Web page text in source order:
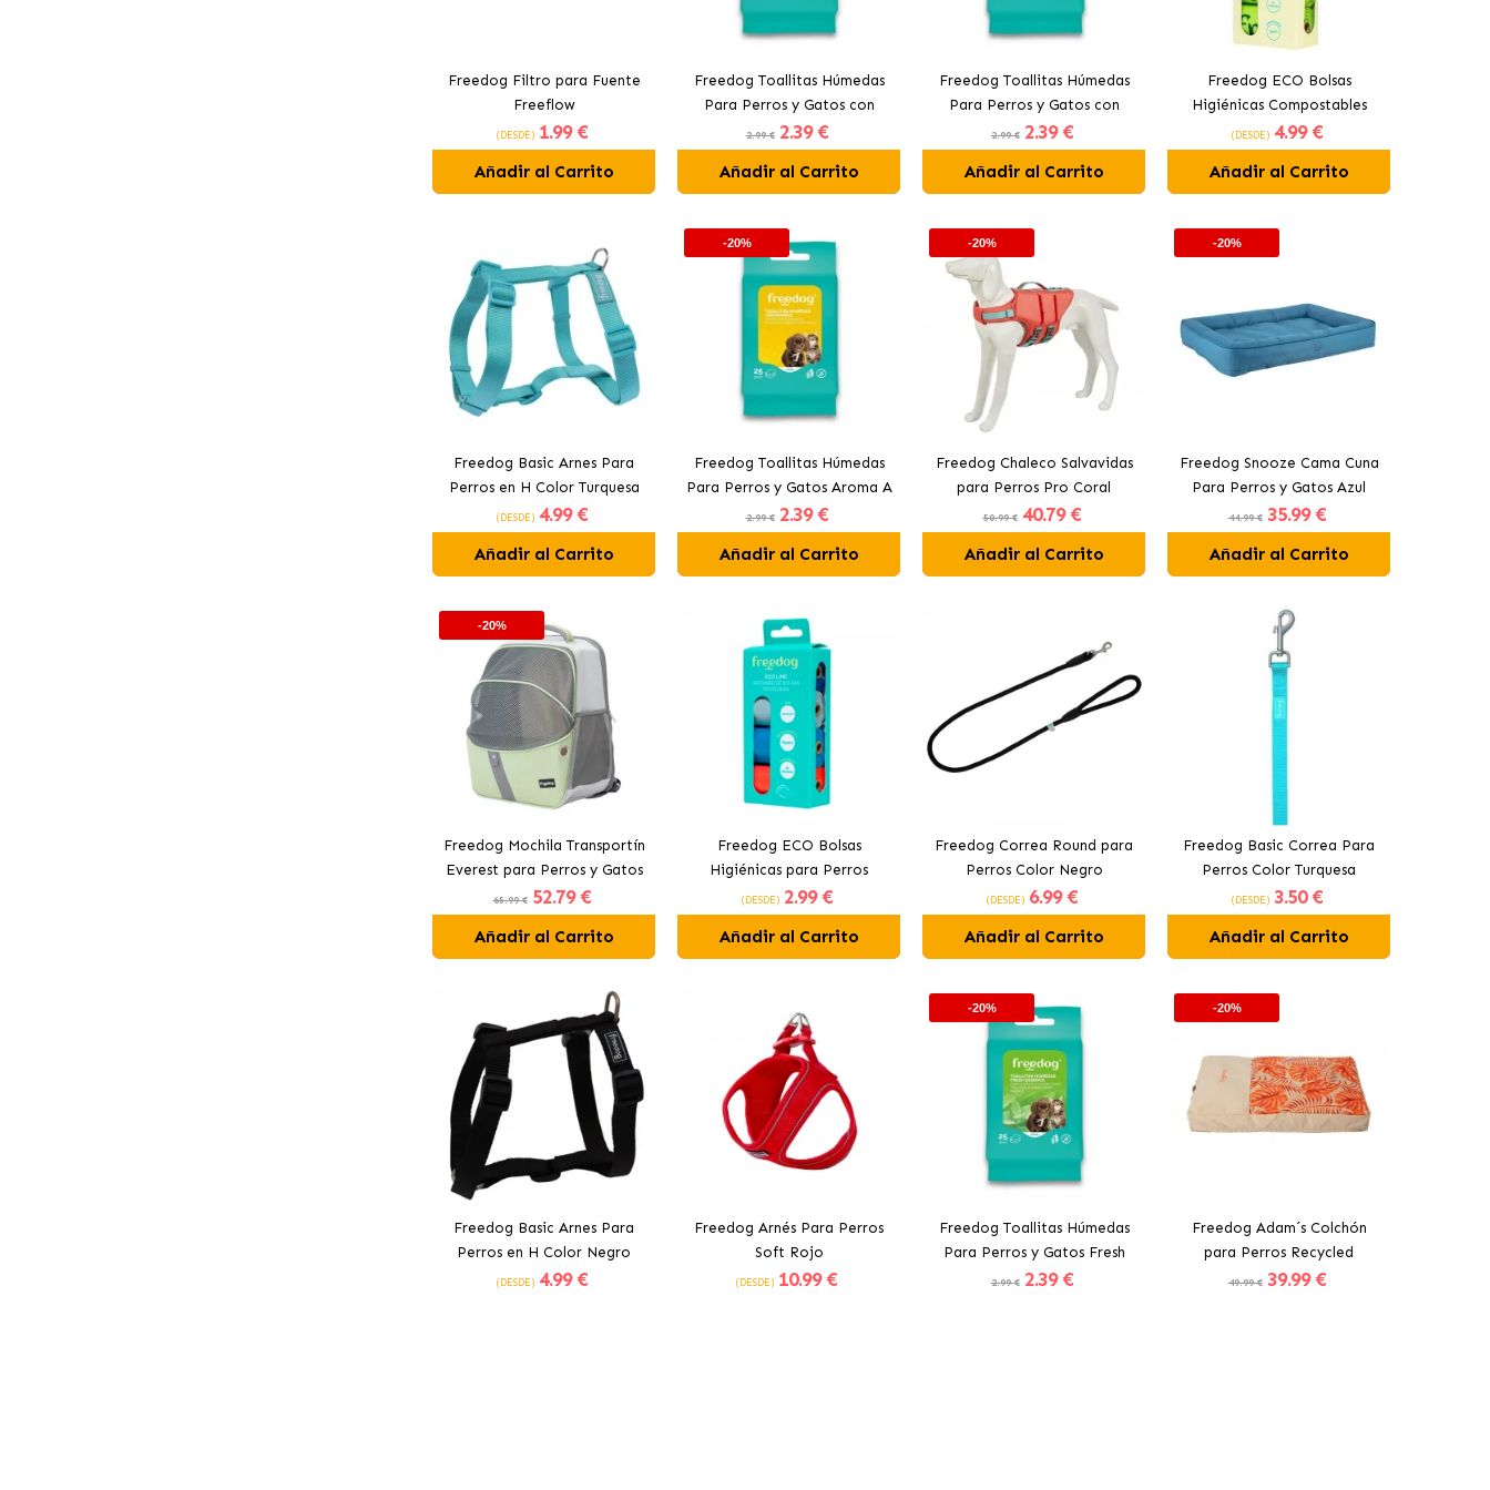
Freedog Filtro para Fuente
Freeflow
(DESDE) 1.99 €
Añadir al Carrito
Freedog Toallitas Húmedas
Para Perros y Gatos con
Citronela
2.99 € 2.39 €
Añadir al Carrito
Freedog Toallitas Húmedas
Para Perros y Gatos con
Talco
2.99 € 2.39 €
Añadir al Carrito
Freedog ECO Bolsas
Higiénicas Compostables
para Perros 60 Bolsas (Pack
4x15ud.))
(DESDE) 4.99 €
Añadir al Carrito
Freedog Basic Arnes Para
Perros en H Color Turquesa
(DESDE) 4.99 €
Añadir al Carrito
-20%
Freedog Toallitas Húmedas
Para Perros y Gatos Aroma A
Mango
2.99 € 2.39 €
Añadir al Carrito
-20%
Freedog Chaleco Salvavidas
para Perros Pro Coral
50.99 € 40.79 €
Añadir al Carrito
-20%
Freedog Snooze Cama Cuna
Para Perros y Gatos Azul
44.99 € 35.99 €
Añadir al Carrito
-20%
Freedog Mochila Transportín
Everest para Perros y Gatos
Color Verde
65.99 € 52.79 €
Añadir al Carrito
Freedog ECO Bolsas
Higiénicas para Perros
Colores Variados 60 Bolsas
(Pack 4x15ud.)
(DESDE) 2.99 €
Añadir al Carrito
Freedog Correa Round para
Perros Color Negro
(DESDE) 6.99 €
Añadir al Carrito
Freedog Basic Correa Para
Perros Color Turquesa
(DESDE) 3.50 €
Añadir al Carrito
Freedog Basic Arnes Para
Perros en H Color Negro
(DESDE) 4.99 €
Freedog Arnés Para Perros
Soft Rojo
(DESDE) 10.99 €
-20%
Freedog Toallitas Húmedas
Para Perros y Gatos Fresh
Essence con Aloe Vera
2.99 € 2.39 €
-20%
Freedog Adam´s Colchón
para Perros Recycled
49.99 € 39.99 €